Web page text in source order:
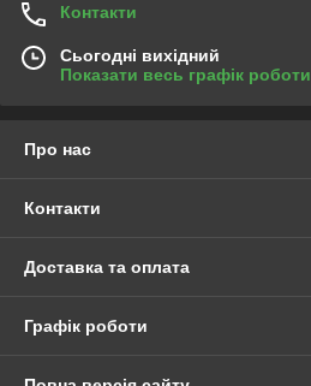
Контакти
Сьогодні вихідний
Показати весь графік роботи
Про нас
Контакти
Доставка та оплата
Графік роботи